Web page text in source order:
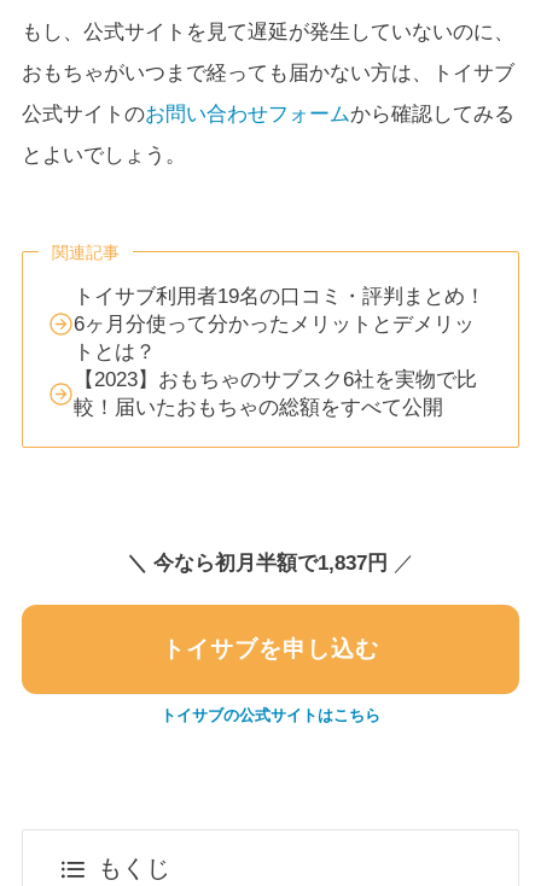
もし、公式サイトを見て遅延が発生していないのに、
おもちゃがいつまで経っても届かない方は、トイサブ
公式サイトのお問い合わせフォームから確認してみる
とよいでしょう。
関連記事
トイサブ利用者19名の口コミ・評判まとめ！
6ヶ月分使って分かったメリットとデメリッ
トとは？
【2023】おもちゃのサブスク6社を実物で比
較！届いたおもちゃの総額をすべて公開
＼ 今なら初月半額で1,837円 ／
トイサブを申し込む
トイサブの公式サイトはこちら
もくじ